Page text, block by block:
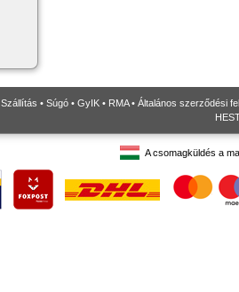
Szállítás • Súgó • GyIK • RMA• Általános szerződési
A csomagküldés a